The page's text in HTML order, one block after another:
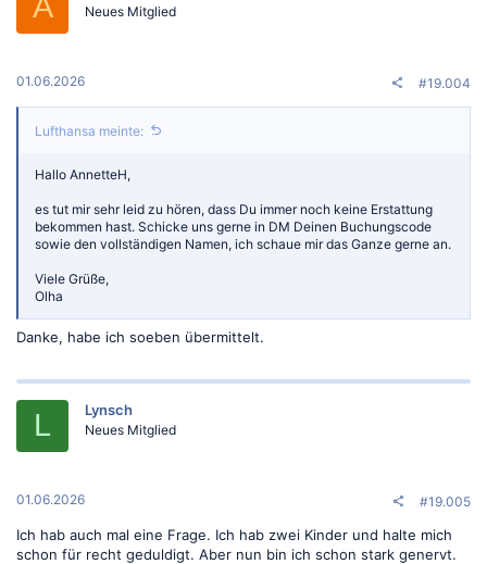
Neues Mitglied
01.06.2026 #19.004
Lufthansa meinte:
Hallo AnnetteH,
es tut mir sehr leid zu hören, dass Du immer noch keine Erstattung
bekommen hast. Schicke uns gerne in DM Deinen Buchungscode
sowie den vollständigen Namen, ich schaue mir das Ganze gerne an.
Viele Grüße,
Olha
Danke, habe ich soeben übermittelt.
L Lynsch
Neues Mitglied
01.06.2026 #19.005
Ich hab auch mal eine Frage. Ich hab zwei Kinder und halte mich
schon für recht geduldigt. Aber nun bin ich schon stark genervt.